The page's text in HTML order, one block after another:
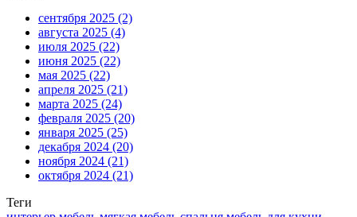
сентября 2025 (2)
августа 2025 (4)
июля 2025 (22)
июня 2025 (22)
мая 2025 (22)
апреля 2025 (21)
марта 2025 (24)
февраля 2025 (20)
января 2025 (25)
декабря 2024 (20)
ноября 2024 (21)
октября 2024 (21)
Теги